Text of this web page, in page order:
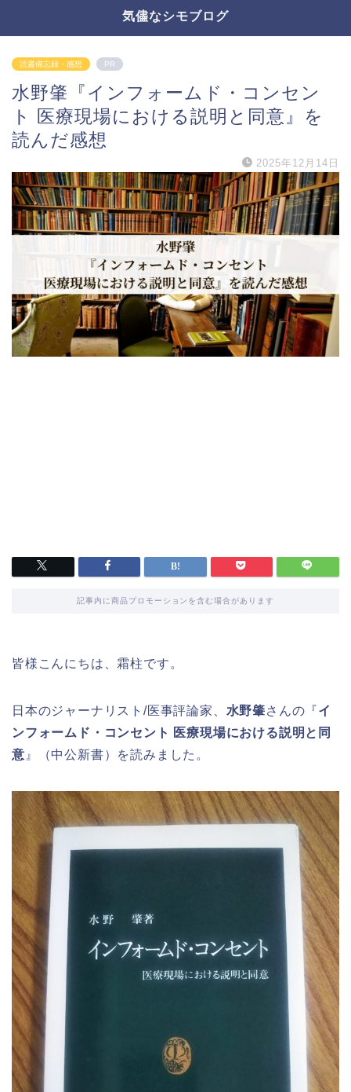
気儘なシモブログ
読書備忘録・感想 PR
水野肇『インフォームド・コンセン
ト 医療現場における説明と同意』を
読んだ感想
2025年12月14日
記事内に商品プロモーションを含む場合があります
皆様こんにちは、霜柱です。
日本のジャーナリスト/医事評論家、 水野肇さんの『イ
ンフォームド・コンセント 医療現場における説明と同
意 』（中公新書）を読みました。